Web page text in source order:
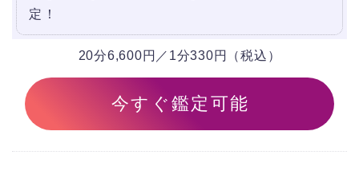
定！
20分6,600円／1分330円（税込）
今すぐ鑑定可能